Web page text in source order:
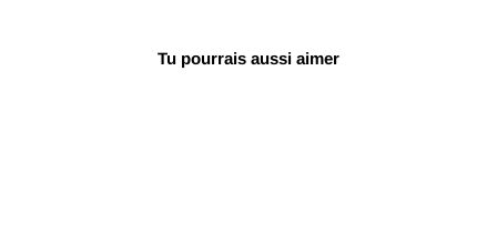
Tu pourrais aussi aimer